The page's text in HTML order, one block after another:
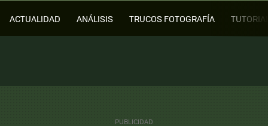
ACTUALIDAD ANÁLISIS TRUCOS FOTOGRAFÍA